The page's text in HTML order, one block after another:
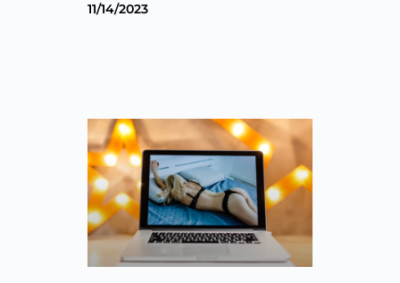
11/14/2023